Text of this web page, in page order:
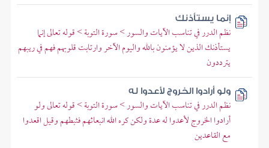
إنما يستأذنك
نظم الدرر في تناسب الآيات والسور > سورة التوبة > قوله تعالى إنما
يستأذنك الذين لا يؤمنون بالله واليوم الآخر وارتابت قلوبهم فهم في ريبهم
يترددون
ولو أرادوا الخروج لأعدوا له
نظم الدرر في تناسب الآيات والسور > سورة التوبة > قوله تعالى ولو
أرادوا الخروج لأعدوا له عدة ولكن كره الله انبعاثهم فثبطهم وقيل اقعدوا
مع القاعدين